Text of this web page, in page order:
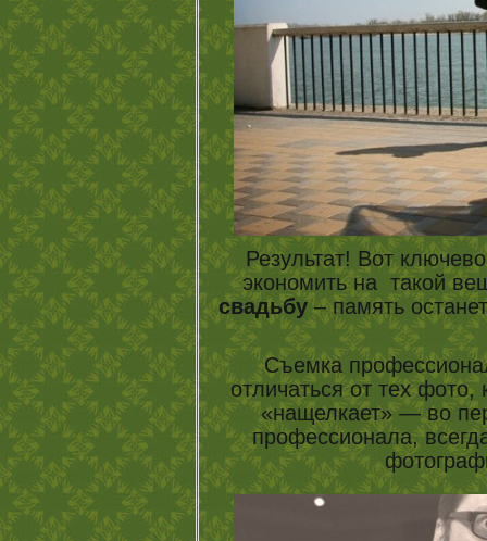
Результат! Вот
экономить на такой
свадьбу– память
Съемка
отличаться от тех
«нащелкает» — во
профессионала,